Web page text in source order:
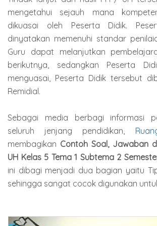
mengetahui sejauh mana
dikuasai oleh Peserta Didik.
dinyatakan memenuhi standar
Guru dapat melanjutkan
berikutnya, sedangkan Peserta
menguasai, Peserta Didik tersebut
Remidial.
Sebagai media berbagi informasi
seluruh jenjang pendidikan,
membagikan Contoh Soal, Jawaban
UH Kelas 5 Tema 1 Subtema 2
ini dibagi menjadi dua bagian yaitu
sehingga sangat cocok digunakan